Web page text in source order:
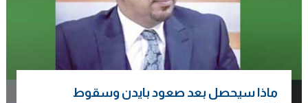
ماذا سيحصل بعد صعود بايدن وسقوط